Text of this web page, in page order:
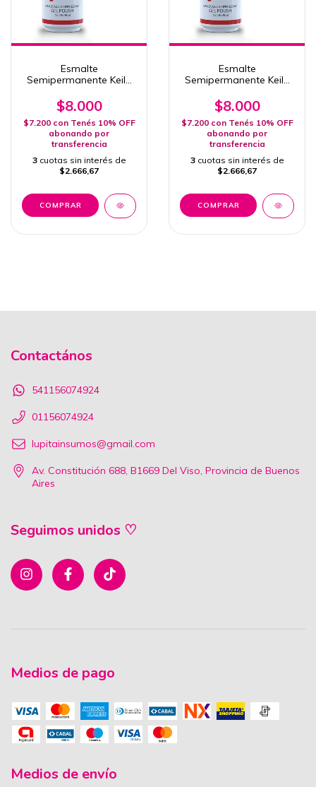
Esmalte
Semipermanente Keila
$8.000
$7.200 con Tenés 10% OFF
abonando por
transferencia
3 cuotas sin interés de
$2.666,67
Esmalte
Semipermanente Keila
$8.000
$7.200 con Tenés 10% OFF
abonando por
transferencia
3 cuotas sin interés de
$2.666,67
Contactános
541156074924
01156074924
lupitainsumos@gmail.com
Av. Constitución 688, B1669 Del Viso, Provincia de Buenos
Aires
Seguimos unidos ♡
Medios de pago
Medios de envío